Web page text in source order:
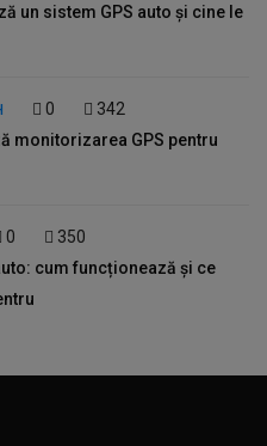
un sistem GPS auto și cine le
0
342
monitorizarea GPS pentru
0
350
cum funcționează și ce